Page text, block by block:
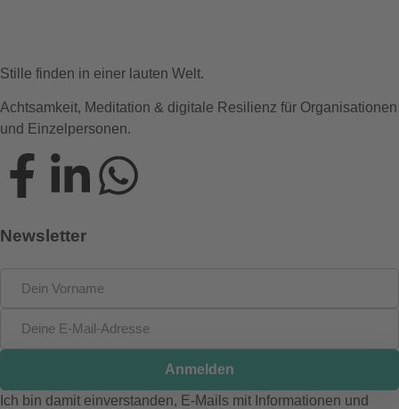
Stille finden in einer lauten Welt.
Achtsamkeit, Meditation & digitale Resilienz für Organisationen
und Einzelpersonen.
Newsletter
Anmelden
Ich bin damit einverstanden, E-Mails mit Informationen und